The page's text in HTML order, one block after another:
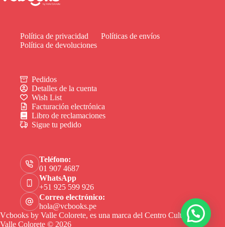
Política de privacidad
Políticas de envíos
Política de devoluciones
Pedidos
Detalles de la cuenta
Wish List
Facturación electrónica
Libro de reclamaciones
Sigue tu pedido
Teléfono:
01 907 4687
WhatsApp
+51 925 599 926
Correo electrónico:
hola@vcbooks.pe
Vcbooks by Valle Colorete, es una marca del Centro Cultural
Valle Colorete © 2026